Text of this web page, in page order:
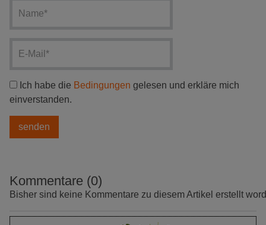
Ich habe die Bedingungen gelesen und erkläre mich
einverstanden.
Kommentare (0)
Bisher sind keine Kommentare zu diesem Artikel erstellt